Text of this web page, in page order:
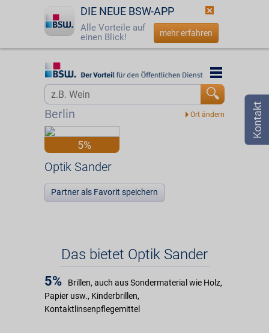
DIE NEUE BSW-APP
Alle Vorteile auf
einen Blick!
mehr erfahren
Startseite
Login
Berlin
Startseite
5%
Optik Sander
Partner als Favorit speichern
Das bietet Optik Sander
5%
Brillen, auch aus Sondermaterial wie Holz,
Papier usw., Kinderbrillen,
Kontaktlinsenpflegemittel